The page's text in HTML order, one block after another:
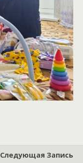
Следующая Запись